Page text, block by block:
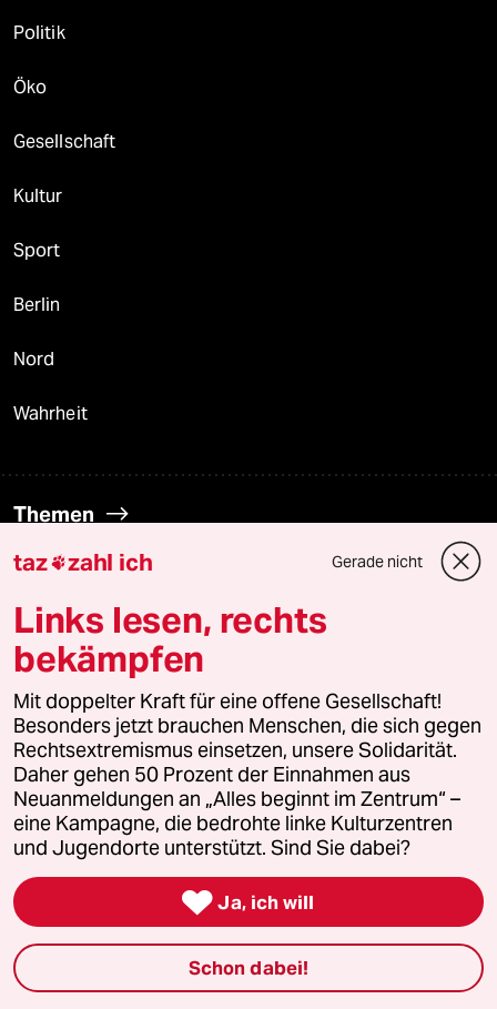
Politik
Öko
Gesellschaft
Kultur
Sport
Berlin
Nord
Wahrheit
Themen
Surfen
Landtagswahl in Sachsen-Anhalt
Gewalt gegen Frauen
Nahost-Konflikt
Verlag
Aktuelles
taz zahl ich Gerade nicht
Links lesen, rechts
bekämpfen
Mit doppelter Kraft für eine offene Gesellschaft!
Besonders jetzt brauchen Menschen, die sich gegen
Rechtsextremismus einsetzen, unsere Solidarität.
Daher gehen 50 Prozent der Einnahmen aus
Neuanmeldungen an „Alles beginnt im Zentrum“ –
eine Kampagne, die bedrohte linke Kulturzentren
und Jugendorte unterstützt. Sind Sie dabei?
 Ja, ich will
Schon dabei!